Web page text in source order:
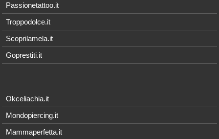
Passionetattoo.it
Troppodolce.it
Scoprilamela.it
Goprestiti.it
Okceliachia.it
Mondopiercing.it
Mammaperfetta.it